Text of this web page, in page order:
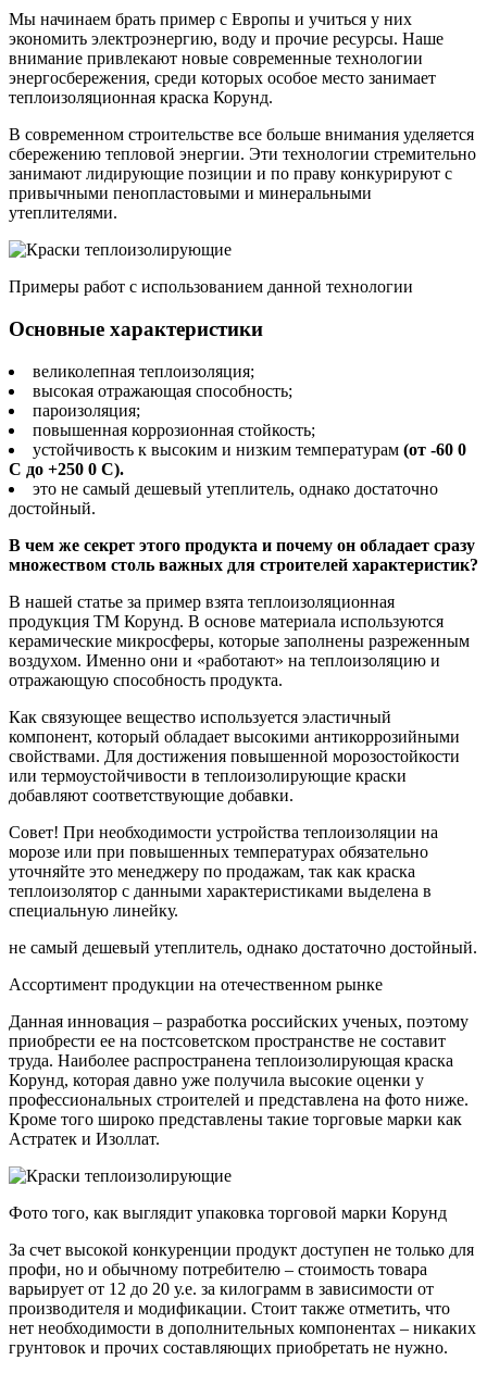
Мы начинаем брать пример с Европы и учиться у них
экономить электроэнергию, воду и прочие ресурсы. Наше
внимание привлекают новые современные технологии
энергосбережения, среди которых особое место занимает
теплоизоляционная краска Корунд.
В современном строительстве все больше внимания уделяется
сбережению тепловой энергии. Эти технологии стремительно
занимают лидирующие позиции и по праву конкурируют с
привычными пенопластовыми и минеральными
утеплителями.
Примеры работ с использованием данной технологии
Основные характеристики
великолепная теплоизоляция;
высокая отражающая способность;
пароизоляция;
повышенная коррозионная стойкость;
устойчивость к высоким и низким температурам (от -60 0
С до +250 0 С).
это не самый дешевый утеплитель, однако достаточно
достойный.
В чем же секрет этого продукта и почему он обладает сразу
множеством столь важных для строителей характеристик?
В нашей статье за пример взята теплоизоляционная
продукция ТМ Корунд. В основе материала используются
керамические микросферы, которые заполнены разреженным
воздухом. Именно они и «работают» на теплоизоляцию и
отражающую способность продукта.
Как связующее вещество используется эластичный
компонент, который обладает высокими антикоррозийными
свойствами. Для достижения повышенной морозостойкости
или термоустойчивости в теплоизолирующие краски
добавляют соответствующие добавки.
Совет! При необходимости устройства теплоизоляции на
морозе или при повышенных температурах обязательно
уточняйте это менеджеру по продажам, так как краска
теплоизолятор с данными характеристиками выделена в
специальную линейку.
не самый дешевый утеплитель, однако достаточно достойный.
Ассортимент продукции на отечественном рынке
Данная инновация – разработка российских ученых, поэтому
приобрести ее на постсоветском пространстве не составит
труда. Наиболее распространена теплоизолирующая краска
Корунд, которая давно уже получила высокие оценки у
профессиональных строителей и представлена на фото ниже.
Кроме того широко представлены такие торговые марки как
Астратек и Изоллат.
Фото того, как выглядит упаковка торговой марки Корунд
За счет высокой конкуренции продукт доступен не только для
профи, но и обычному потребителю – стоимость товара
варьирует от 12 до 20 у.е. за килограмм в зависимости от
производителя и модификации. Стоит также отметить, что
нет необходимости в дополнительных компонентах – никаких
грунтовок и прочих составляющих приобретать не нужно.